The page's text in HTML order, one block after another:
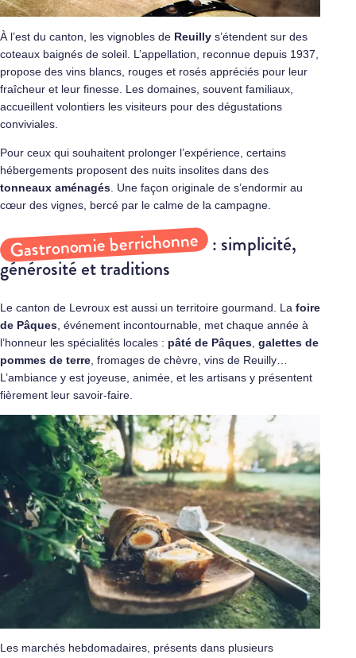
À l’est du canton, les vignobles de Reuilly s’étendent sur des
coteaux baignés de soleil. L’appellation, reconnue depuis 1937,
propose des vins blancs, rouges et rosés appréciés pour leur
fraîcheur et leur finesse. Les domaines, souvent familiaux,
accueillent volontiers les visiteurs pour des dégustations
conviviales.
Pour ceux qui souhaitent prolonger l’expérience, certains
hébergements proposent des nuits insolites dans des
tonneaux aménagés . Une façon originale de s’endormir au
cœur des vignes, bercé par le calme de la campagne.
Gastronomie berrichonne : simplicité,
générosité et traditions
Le canton de Levroux est aussi un territoire gourmand. La foire
de Pâques , événement incontournable, met chaque année à
l’honneur les spécialités locales : pâté de Pâques galettes de
pommes de terre , fromages de chèvre, vins de Reuilly…
L’ambiance y est joyeuse, animée, et les artisans y présentent
fièrement leur savoir‑faire.
Les marchés hebdomadaires, présents dans plusieurs